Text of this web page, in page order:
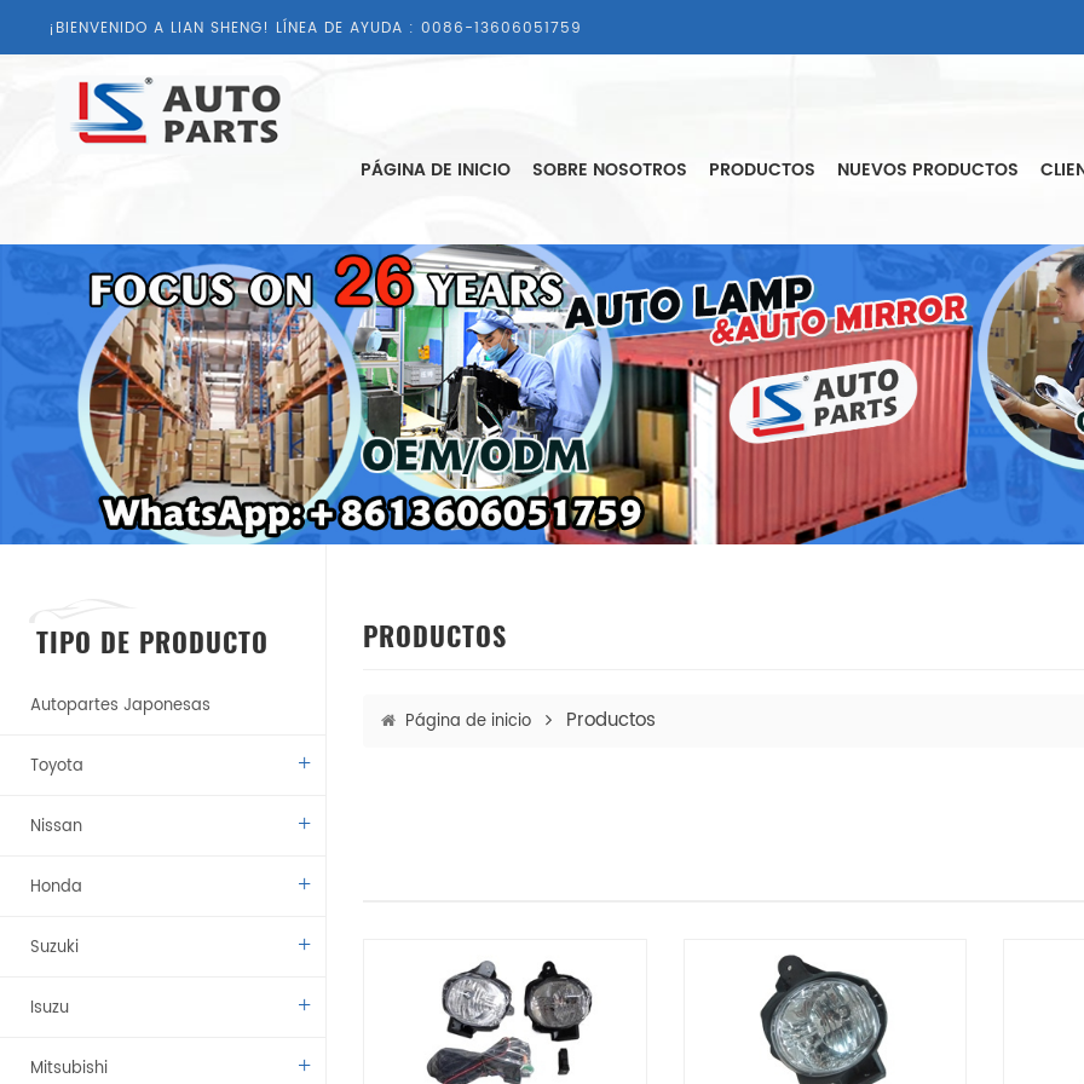
¡BIENVENIDO A LIAN SHENG! LÍNEA DE AYUDA : 0086-13606051759
PÁGINA DE INICIO SOBRE NOSOTROS PRODUCTOS NUEVOS PRODUCTOS
TIPO DE PRODUCTO
Autopartes Japonesas
Toyota
Nissan
Honda
Suzuki
Isuzu
Mitsubishi
PRODUCTOS
Página de inicio Productos